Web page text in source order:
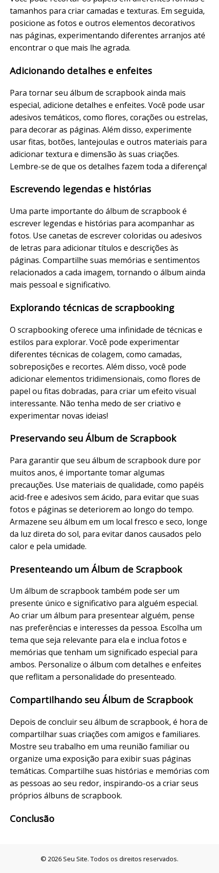
tamanhos para criar camadas e texturas. Em seguida,
posicione as fotos e outros elementos decorativos
nas páginas, experimentando diferentes arranjos até
encontrar o que mais lhe agrada.
Adicionando detalhes e enfeites
Para tornar seu álbum de scrapbook ainda mais
especial, adicione detalhes e enfeites. Você pode usar
adesivos temáticos, como flores, corações ou estrelas,
para decorar as páginas. Além disso, experimente
usar fitas, botões, lantejoulas e outros materiais para
adicionar textura e dimensão às suas criações.
Lembre-se de que os detalhes fazem toda a diferença!
Escrevendo legendas e histórias
Uma parte importante do álbum de scrapbook é
escrever legendas e histórias para acompanhar as
fotos. Use canetas de escrever coloridas ou adesivos
de letras para adicionar títulos e descrições às
páginas. Compartilhe suas memórias e sentimentos
relacionados a cada imagem, tornando o álbum ainda
mais pessoal e significativo.
Explorando técnicas de scrapbooking
O scrapbooking oferece uma infinidade de técnicas e
estilos para explorar. Você pode experimentar
diferentes técnicas de colagem, como camadas,
sobreposições e recortes. Além disso, você pode
adicionar elementos tridimensionais, como flores de
papel ou fitas dobradas, para criar um efeito visual
interessante. Não tenha medo de ser criativo e
experimentar novas ideias!
Preservando seu Álbum de Scrapbook
Para garantir que seu álbum de scrapbook dure por
muitos anos, é importante tomar algumas
precauções. Use materiais de qualidade, como papéis
acid-free e adesivos sem ácido, para evitar que suas
fotos e páginas se deteriorem ao longo do tempo.
Armazene seu álbum em um local fresco e seco, longe
da luz direta do sol, para evitar danos causados pelo
calor e pela umidade.
Presenteando um Álbum de Scrapbook
Um álbum de scrapbook também pode ser um
presente único e significativo para alguém especial.
Ao criar um álbum para presentear alguém, pense
nas preferências e interesses da pessoa. Escolha um
tema que seja relevante para ela e inclua fotos e
memórias que tenham um significado especial para
ambos. Personalize o álbum com detalhes e enfeites
que reflitam a personalidade do presenteado.
Compartilhando seu Álbum de Scrapbook
Depois de concluir seu álbum de scrapbook, é hora de
compartilhar suas criações com amigos e familiares.
Mostre seu trabalho em uma reunião familiar ou
organize uma exposição para exibir suas páginas
temáticas. Compartilhe suas histórias e memórias com
as pessoas ao seu redor, inspirando-os a criar seus
próprios álbuns de scrapbook.
Conclusão
© 2026 Seu Site. Todos os direitos reservados.